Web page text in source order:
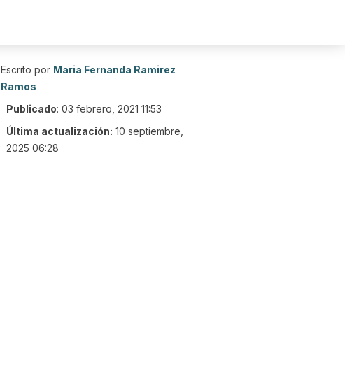
Escrito por Maria Fernanda Ramirez
Ramos
Publicado: 03 febrero, 2021 11:53
Última actualización: 10 septiembre,
2025 06:28